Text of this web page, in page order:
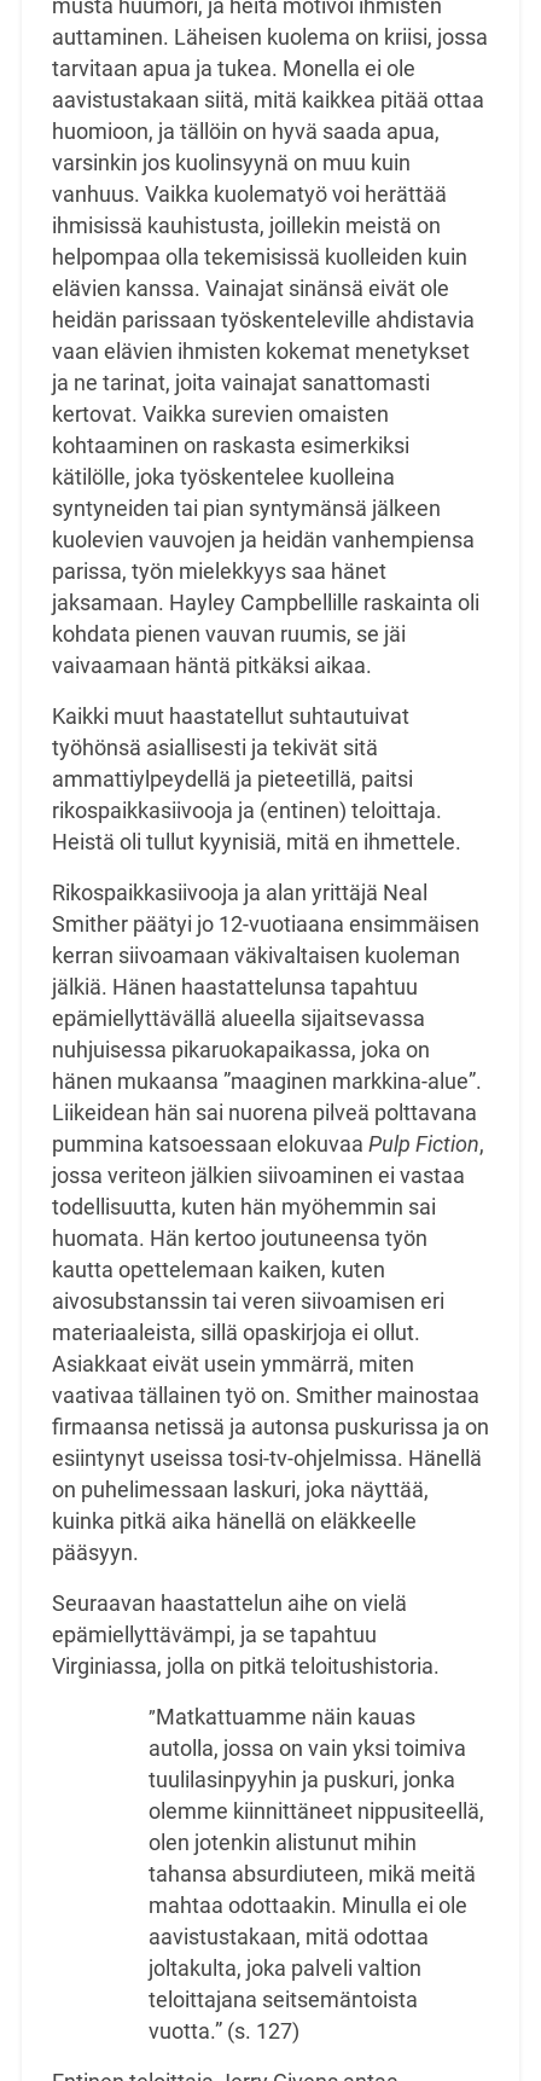
auttaminen. Läheisen kuolema on kriisi, jossa
tarvitaan apua ja tukea. Monella ei ole
aavistustakaan siitä, mitä kaikkea pitää ottaa
huomioon, ja tällöin on hyvä saada apua,
varsinkin jos kuolinsyynä on muu kuin
vanhuus. Vaikka kuolematyö voi herättää
ihmisissä kauhistusta, joillekin meistä on
helpompaa olla tekemisissä kuolleiden kuin
elävien kanssa. Vainajat sinänsä eivät ole
heidän parissaan työskenteleville ahdistavia
vaan elävien ihmisten kokemat menetykset
ja ne tarinat, joita vainajat sanattomasti
kertovat. Vaikka surevien omaisten
kohtaaminen on raskasta esimerkiksi
kätilölle, joka työskentelee kuolleina
syntyneiden tai pian syntymänsä jälkeen
kuolevien vauvojen ja heidän vanhempiensa
parissa, työn mielekkyys saa hänet
jaksamaan. Hayley Campbellille raskainta oli
kohdata pienen vauvan ruumis, se jäi
vaivaamaan häntä pitkäksi aikaa.
Kaikki muut haastatellut suhtautuivat
työhönsä asiallisesti ja tekivät sitä
ammattiylpeydellä ja pieteetillä, paitsi
rikospaikkasiivooja ja (entinen) teloittaja.
Heistä oli tullut kyynisiä, mitä en ihmettele.
Rikospaikkasiivooja ja alan yrittäjä Neal
Smither päätyi jo 12-vuotiaana ensimmäisen
kerran siivoamaan väkivaltaisen kuoleman
jälkiä. Hänen haastattelunsa tapahtuu
epämiellyttävällä alueella sijaitsevassa
nuhjuisessa pikaruokapaikassa, joka on
hänen mukaansa ”maaginen markkina-alue”.
Liikeidean hän sai nuorena pilveä polttavana
pummina katsoessaan elokuvaa Pulp Fiction,
jossa veriteon jälkien siivoaminen ei vastaa
todellisuutta, kuten hän myöhemmin sai
huomata. Hän kertoo joutuneensa työn
kautta opettelemaan kaiken, kuten
aivosubstanssin tai veren siivoamisen eri
materiaaleista, sillä opaskirjoja ei ollut.
Asiakkaat eivät usein ymmärrä, miten
vaativaa tällainen työ on. Smither mainostaa
firmaansa netissä ja autonsa puskurissa ja on
esiintynyt useissa tosi-tv-ohjelmissa. Hänellä
on puhelimessaan laskuri, joka näyttää,
kuinka pitkä aika hänellä on eläkkeelle
pääsyyn.
Seuraavan haastattelun aihe on vielä
epämiellyttävämpi, ja se tapahtuu
Virginiassa, jolla on pitkä teloitushistoria.
”Matkattuamme näin kauas
autolla, jossa on vain yksi toimiva
tuulilasinpyyhin ja puskuri, jonka
olemme kiinnittäneet nippusiteellä,
olen jotenkin alistunut mihin
tahansa absurdiuteen, mikä meitä
mahtaa odottaakin. Minulla ei ole
aavistustakaan, mitä odottaa
joltakulta, joka palveli valtion
teloittajana seitsemäntoista
vuotta.” (s. 127)